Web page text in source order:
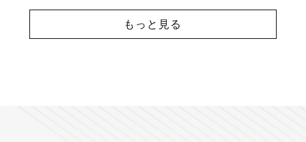
もっと見る